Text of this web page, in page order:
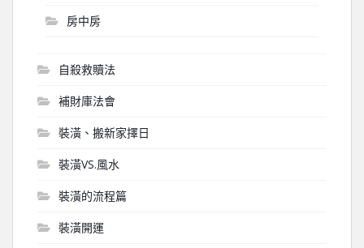
房中房
自殺救贖法
補財庫法會
裝潢、搬新家擇日
裝潢VS.風水
裝潢的流程篇
裝潢開運